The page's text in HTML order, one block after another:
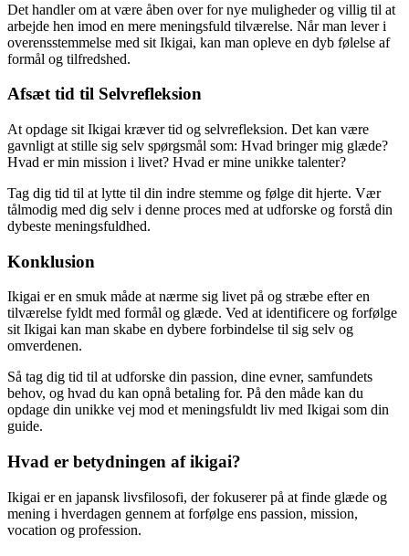
Det handler om at være åben over for nye muligheder og villig til at
arbejde hen imod en mere meningsfuld tilværelse. Når man lever i
overensstemmelse med sit Ikigai, kan man opleve en dyb følelse af
formål og tilfredshed.
Afsæt tid til Selvrefleksion
At opdage sit Ikigai kræver tid og selvrefleksion. Det kan være
gavnligt at stille sig selv spørgsmål som: Hvad bringer mig glæde?
Hvad er min mission i livet? Hvad er mine unikke talenter?
Tag dig tid til at lytte til din indre stemme og følge dit hjerte. Vær
tålmodig med dig selv i denne proces med at udforske og forstå din
dybeste meningsfuldhed.
Konklusion
Ikigai er en smuk måde at nærme sig livet på og stræbe efter en
tilværelse fyldt med formål og glæde. Ved at identificere og forfølge
sit Ikigai kan man skabe en dybere forbindelse til sig selv og
omverdenen.
Så tag dig tid til at udforske din passion, dine evner, samfundets
behov, og hvad du kan opnå betaling for. På den måde kan du
opdage din unikke vej mod et meningsfuldt liv med Ikigai som din
guide.
Hvad er betydningen af ​​ikigai?
Ikigai er en japansk livsfilosofi, der fokuserer på at finde glæde og
mening i hverdagen gennem at forfølge ens passion, mission,
vocation og profession.